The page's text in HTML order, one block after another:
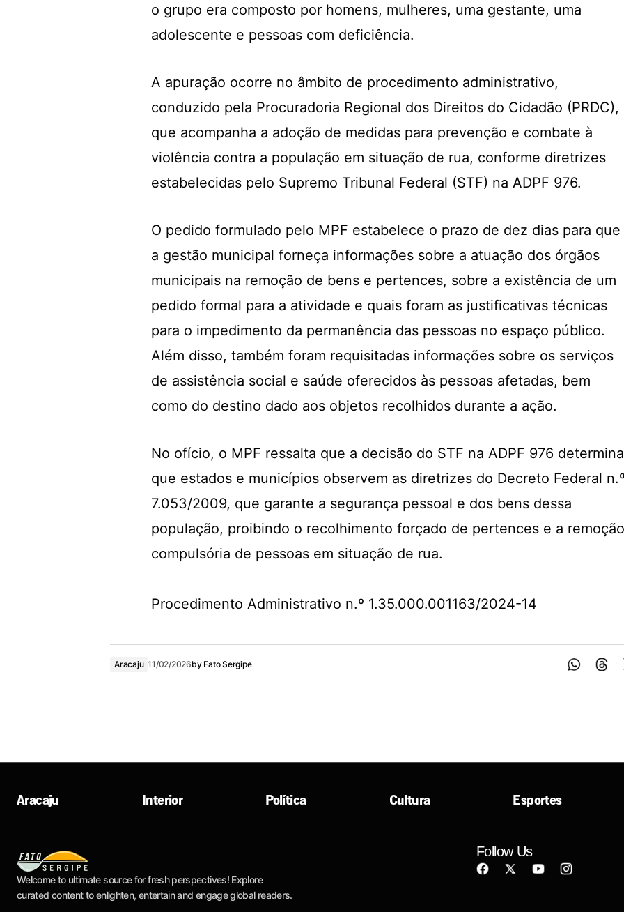
o grupo era composto por homens, mulheres, uma gestante, uma
adolescente e pessoas com deficiência.
A apuração ocorre no âmbito de procedimento administrativo,
conduzido pela Procuradoria Regional dos Direitos do Cidadão (PRDC),
que acompanha a adoção de medidas para prevenção e combate à
violência contra a população em situação de rua, conforme diretrizes
estabelecidas pelo Supremo Tribunal Federal (STF) na ADPF 976.
O pedido formulado pelo MPF estabelece o prazo de dez dias para que
a gestão municipal forneça informações sobre a atuação dos órgãos
municipais na remoção de bens e pertences, sobre a existência de um
pedido formal para a atividade e quais foram as justificativas técnicas
para o impedimento da permanência das pessoas no espaço público.
Além disso, também foram requisitadas informações sobre os serviços
de assistência social e saúde oferecidos às pessoas afetadas, bem
como do destino dado aos objetos recolhidos durante a ação.
No ofício, o MPF ressalta que a decisão do STF na ADPF 976 determina
que estados e municípios observem as diretrizes do Decreto Federal
7.053/2009, que garante a segurança pessoal e dos bens dessa
população, proibindo o recolhimento forçado de pertences e a remoção
compulsória de pessoas em situação de rua.
Procedimento Administrativo n.º 1.35.000.001163/2024-14
Aracaju 11/02/2026by Fato Sergipe
Welcome to ultimate source for fresh perspectives! Explore
curated content to enlighten, entertain and engage global readers.
Aracaju Interior Política Cultura Esportes
Follow Us